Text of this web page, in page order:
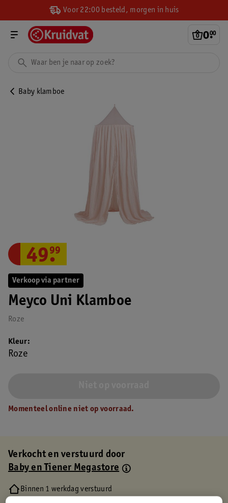
Voor 22:00 besteld, morgen in huis
0.
00
Baby klamboe
Verkoop via partner
Meyco Uni Klamboe
Roze
49.
99
Kleur
Roze
Momenteel online niet op voorraad.
Verkocht en verstuurd door
Baby en Tiener Megastore
Binnen 1 werkdag verstuurd